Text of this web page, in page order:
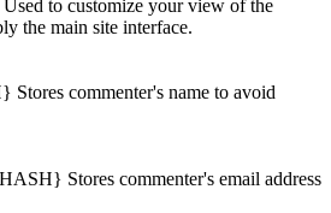
Used to customize your view of the
the main site interface.
Stores commenter's name to avoid
Stores commenter's email address